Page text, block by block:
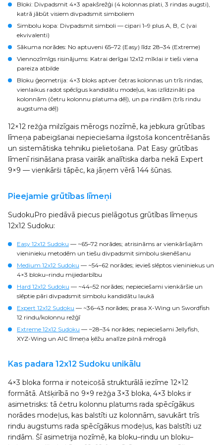
Bloki: Divpadsmit 4×3 apakšrežģi (4 kolonnas plati, 3 rindas augsti),
katrā jābūt visiem divpadsmit simboliem
Simbolu kopa: Divpadsmit simboli — cipari 1–9 plus A, B, C (vai
ekvivalenti)
Sākuma norādes: No aptuveni 65–72 (Easy) līdz 28–34 (Extreme)
Viennozīmīgs risinājums: Katrai derīgai 12x12 mīklai ir tieši viena
pareiza atbilde
Bloku ģeometrija: 4×3 bloks aptver četras kolonnas un trīs rindas,
vienlaikus radot spēcīgus kandidātu modeļus, kas izlīdzināti pa
kolonnām (četru kolonnu platuma dēļ), un pa rindām (trīs rindu
augstuma dēļ)
12×12 režģa milzīgais mērogs nozīmē, ka jebkura grūtības
līmeņa pabeigšanai nepieciešama ilgstoša koncentrēšanās
un sistemātiska tehniku pielietošana. Pat Easy grūtības
līmenī risināšana prasa vairāk analītiska darba nekā Expert
9×9 — vienkārši tāpēc, ka jāņem vērā 144 šūnas.
Pieejamie grūtības līmeņi
SudokuPro piedāvā piecus pielāgotus grūtības līmeņus
12x12 Sudoku:
Easy 12x12 Sudoku — ~65–72 norādes; atrisināms ar vienkāršajām
vieninieku metodēm un tiešu divpadsmit simbolu skenēšanu
Medium 12x12 Sudoku — ~54–62 norādes; ievieš slēptos vieniniekus un
4×3 bloku–rindu mijiedarbību
Hard 12x12 Sudoku — ~44–52 norādes; nepieciešami vienkāršie un
slēptie pāri divpadsmit simbolu kandidātu laukā
Expert 12x12 Sudoku — ~36–43 norādes; prasa X-Wing un Swordfish
12 rindu/kolonnu režģī
Extreme 12x12 Sudoku — ~28–34 norādes; nepieciešami Jellyfish,
XYZ-Wing un AIC līmeņa ķēžu analīze pilnā mērogā
Kas padara 12x12 Sudoku unikālu
4×3 bloka forma ir noteicošā strukturālā iezīme 12×12
formātā. Atšķirībā no 9×9 režģa 3×3 bloka, 4×3 bloks ir
asimetrisks: tā četru kolonnu platums rada spēcīgākus
norādes modeļus, kas balstīti uz kolonnām, savukārt trīs
rindu augstums rada spēcīgākus modeļus, kas balstīti uz
rindām. Šī asimetrija nozīmē, ka bloku–rindu un bloku–